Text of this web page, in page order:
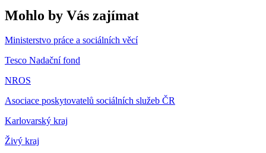
Mohlo by Vás zajímat
Ministerstvo práce a sociálních věcí
Tesco Nadační fond
NROS
Asociace poskytovatelů sociálních služeb ČR
Karlovarský kraj
Živý kraj